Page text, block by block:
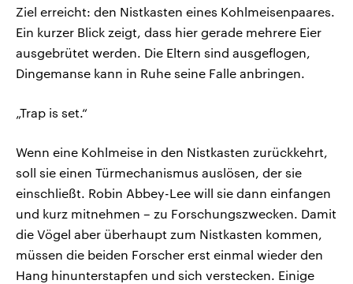
Ziel erreicht: den Nistkasten eines Kohlmeisenpaares.
Ein kurzer Blick zeigt, dass hier gerade mehrere Eier
ausgebrütet werden. Die Eltern sind ausgeflogen,
Dingemanse kann in Ruhe seine Falle anbringen.
„Trap is set.“
Wenn eine Kohlmeise in den Nistkasten zurückkehrt,
soll sie einen Türmechanismus auslösen, der sie
einschließt. Robin Abbey-Lee will sie dann einfangen
und kurz mitnehmen – zu Forschungszwecken. Damit
die Vögel aber überhaupt zum Nistkasten kommen,
müssen die beiden Forscher erst einmal wieder den
Hang hinunterstapfen und sich verstecken. Einige